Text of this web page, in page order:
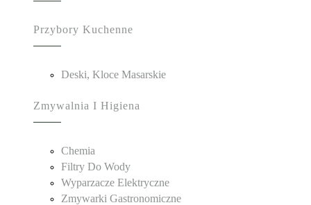
Przybory Kuchenne
Deski, Kloce Masarskie
Zmywalnia I Higiena
Chemia
Filtry Do Wody
Wyparzacze Elektryczne
Zmywarki Gastronomiczne